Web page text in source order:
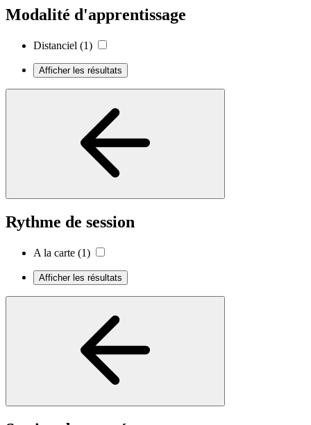
Modalité d'apprentissage
Distanciel (1)
Afficher les résultats
Rythme de session
A la carte (1)
Afficher les résultats